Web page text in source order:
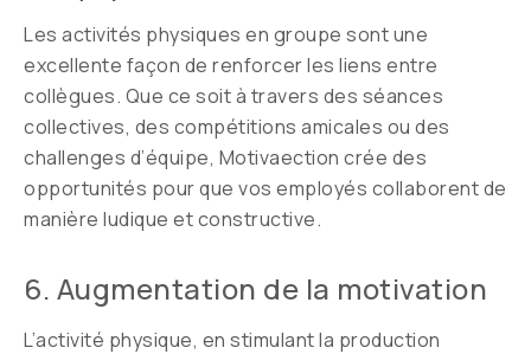
Les activités physiques en groupe sont une
excellente façon de renforcer les liens entre
collègues. Que ce soit à travers des séances
collectives, des compétitions amicales ou des
challenges d’équipe, Motivaection crée des
opportunités pour que vos employés collaborent de
manière ludique et constructive.
6. Augmentation de la motivation
L’activité physique, en stimulant la production